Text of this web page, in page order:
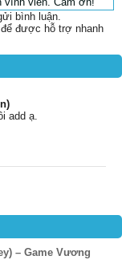
bình luận.
được hỗ trợ nhanh
add ạ.
– Game Vương